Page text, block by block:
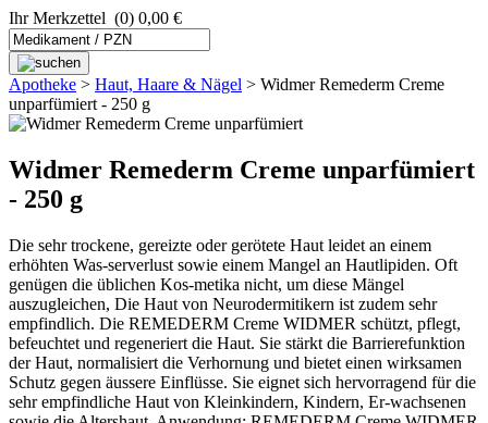
Ihr Merkzettel (0) 0,00 €
Apotheke > Haut, Haare & Nägel > Widmer Remederm Creme
unparfümiert - 250 g
Widmer Remederm Creme unparfümiert
- 250 g
Die sehr trockene, gereizte oder gerötete Haut leidet an einem
erhöhten Was-serverlust sowie einem Mangel an Hautlipiden. Oft
genügen die üblichen Kos-metika nicht, um diese Mängel
auszugleichen, Die Haut von Neurodermitikern ist zudem sehr
empfindlich. Die REMEDERM Creme WIDMER schützt, pflegt,
befeuchtet und regeneriert die Haut. Sie stärkt die Barrierefunktion
der Haut, normalisiert die Verhornung und bietet einen wirksamen
Schutz gegen äussere Einflüsse. Sie eignet sich hervorragend für die
sehr empfindliche Haut von Kleinkindern, Kindern, Er-wachsenen